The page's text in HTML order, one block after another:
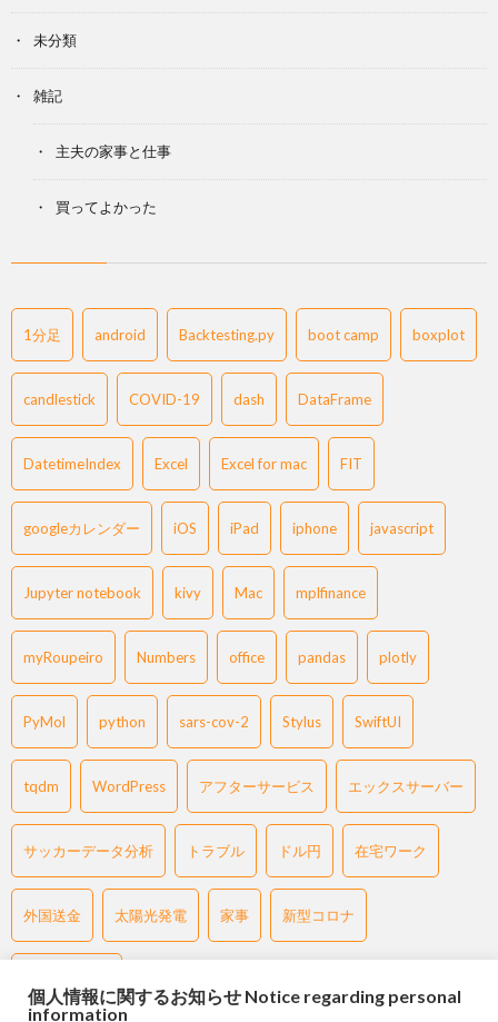
未分類
雑記
主夫の家事と仕事
買ってよかった
1分足 android Backtesting.py boot camp boxplot
candlestick COVID-19 dash DataFrame
DatetimeIndex Excel Excel for mac FIT
googleカレンダー iOS iPad iphone javascript
Jupyter notebook kivy Mac mplfinance
myRoupeiro Numbers office pandas plotly
PyMol python sars-cov-2 Stylus SwiftUI
tqdm WordPress アフターサービス エックスサーバー
サッカーデータ分析 トラブル ドル円 在宅ワーク
外国送金 太陽光発電 家事 新型コロナ
個人情報に関するお知らせ Notice regarding personal
information